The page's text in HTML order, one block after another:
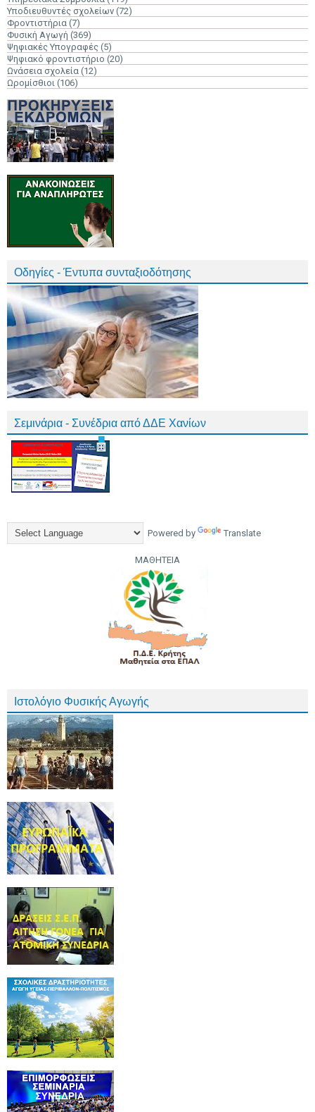
Υποδιευθυντές σχολείων (72)
Φροντιστήρια (7)
Φυσική Αγωγή (369)
Ψηφιακές Υπογραφές (5)
Ψηφιακό φροντιστήριο (20)
Ωνάσεια σχολεία (12)
Ωρομίσθιοι (106)
Οδηγίες - Έντυπα συνταξιοδότησης
Σεμινάρια - Συνέδρια από ΔΔΕ Χανίων
Powered by Translate
ΜΑΘΗΤΕΙΑ
Ιστολόγιο Φυσικής Αγωγής